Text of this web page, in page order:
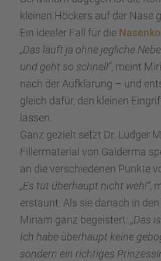
kleinen Höckers auf der Nase
Ein idealer Fall für die
„Das läuft ja ohne jegli­che
und geht so schnell“, meint
nach der Aufklä­rung – und
gleich dafür, den kleinen
lassen.
Ganz gezielt setzt Dr. Ludger
Filler­ma­te­rial von Galderma
an die verschie­de­nen Punkte
„Es tut überhaupt nicht weh!“,
erstaunt. Als sie danach in
Miriam ganz begeis­tert: „Das
Ich habe überhaupt keine
sondern ein richti­ges